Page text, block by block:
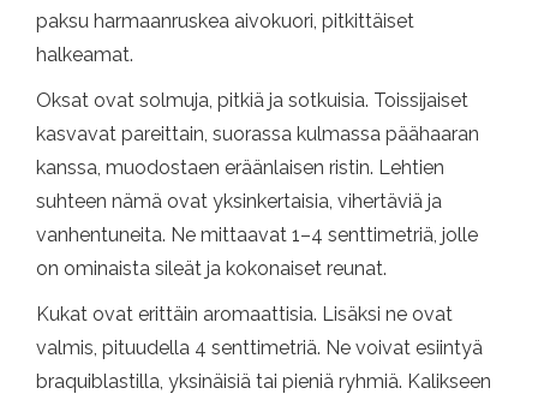
paksu harmaanruskea aivokuori, pitkittäiset
halkeamat.
Oksat ovat solmuja, pitkiä ja sotkuisia. Toissijaiset
kasvavat pareittain, suorassa kulmassa päähaaran
kanssa, muodostaen eräänlaisen ristin. Lehtien
suhteen nämä ovat yksinkertaisia, vihertäviä ja
vanhentuneita. Ne mittaavat 1–4 senttimetriä, jolle
on ominaista sileät ja kokonaiset reunat.
Kukat ovat erittäin aromaattisia. Lisäksi ne ovat
valmis, pituudella 4 senttimetriä. Ne voivat esiintyä
braquiblastilla, yksinäisiä tai pieniä ryhmiä. Kalikseen